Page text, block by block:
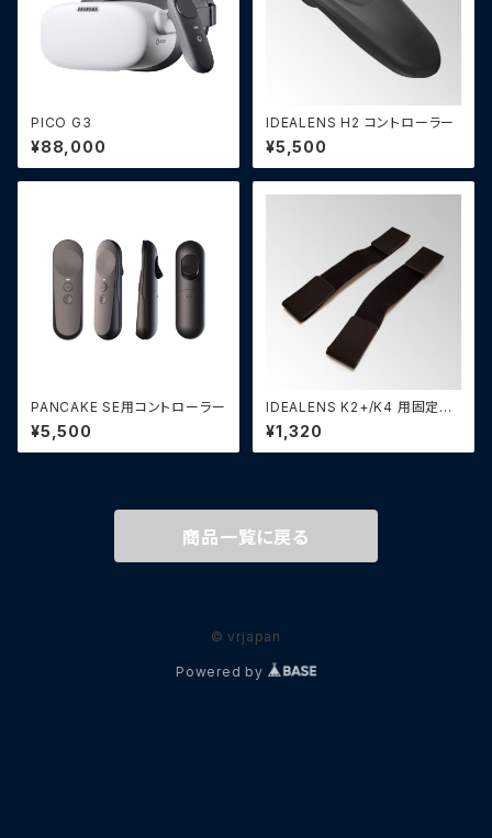
PICO G3
¥88,000
IDEALENS H2 コントローラー
¥5,500
PANCAKE SE用コントローラー
¥5,500
IDEALENS K2+/K4 用固定用
バンド（2個）
¥1,320
商品一覧に戻る
© vrjapan
Powered by